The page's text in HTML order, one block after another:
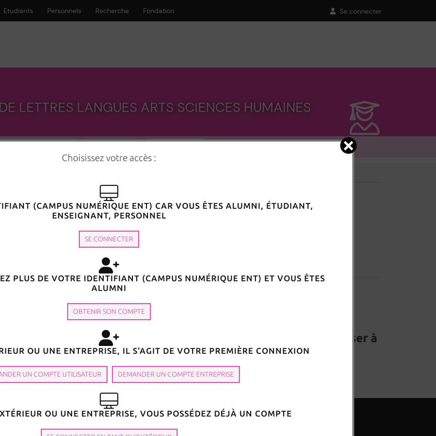
Etudiants Personnels Recherche Fondation Se connecter
LETTRES LANGUES ARTS SCIENCES HUMAINES
:
applications du réseau alumni
ne nous ont pas permis de vous identifier comme étant autoriser à
contactez contact-alumni@univ-corse.fr
Choisissez votre accès :
(CAMPUS NUMÉRIQUE ENT) CAR VOUS ÊTES ALUMNI, ÉTUDIANT,
ENSEIGNANT, PERSONNEL
SE CONNECTER
PLUS DE VOTRE IDENTIFIANT (CAMPUS NUMÉRIQUE ENT) ET VOUS ÊTES
ALUMNI
OBTENIR SON COMPTE
OU UNE ENTREPRISE, IL S'AGIT DE VOTRE PREMIÈRE CONNEXION
UN COMPTE UTILISATEUR DEMANDER UN COMPTE ENTREPRISE
OU UNE ENTREPRISE, VOUS POSSÉDEZ DÉJÀ UN COMPTE